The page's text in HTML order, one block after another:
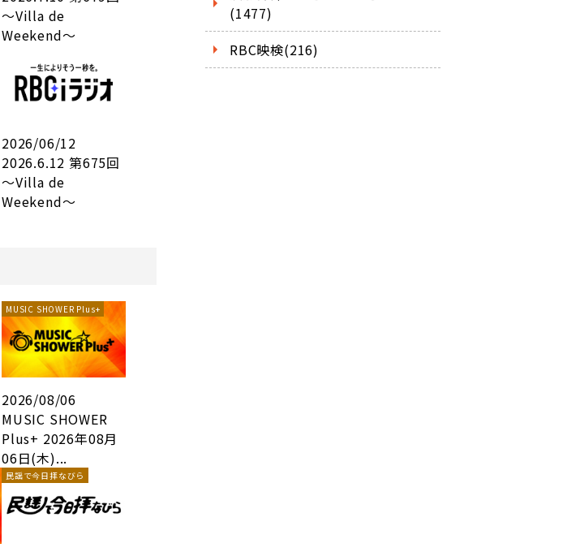
～Villa de
Weekend～
2026/06/12
2026.6.12 第675回
～Villa de
Weekend～
MUSIC SHOWER Plus+
2026/08/06
MUSIC SHOWER
Plus+ 2026年08月
06日(木)...
民謡で今日拝なびら
(1477)
RBC映検(216)